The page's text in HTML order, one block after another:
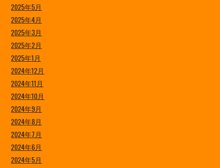
2025年5月
2025年4月
2025年3月
2025年2月
2025年1月
2024年12月
2024年11月
2024年10月
2024年9月
2024年8月
2024年7月
2024年6月
2024年5月